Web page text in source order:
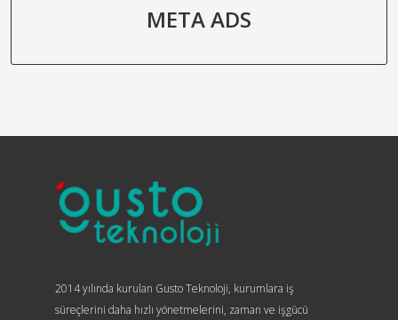
META ADS
2014 yılında kurulan Gusto Teknoloji, kurumlara iş
süreçlerini daha hızlı yönetmelerini, zaman ve işgücü